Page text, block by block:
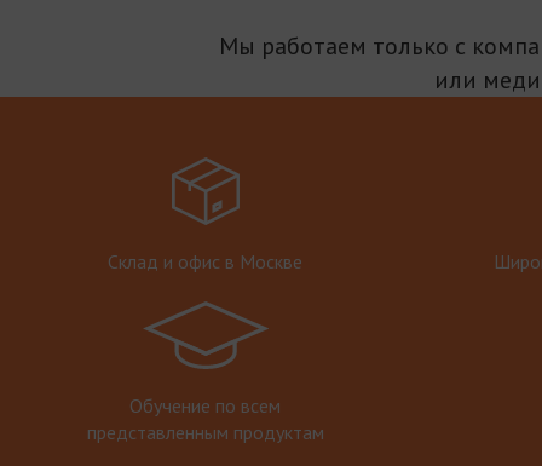
Мы работаем только с
или
Склад и офис в Москве
Обучение по всем
представленным продуктам